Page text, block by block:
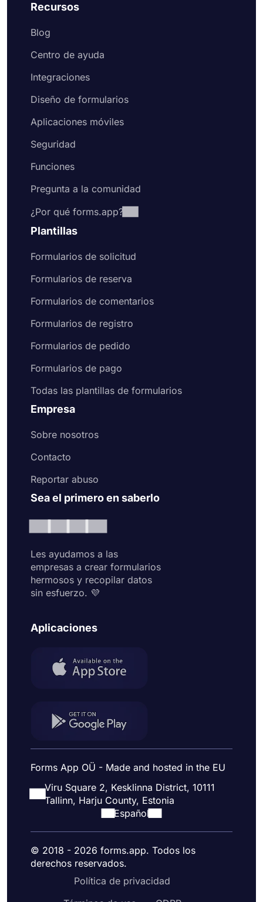
Recursos
Blog
Centro de ayuda
Integraciones
Diseño de formularios
Aplicaciones móviles
Seguridad
Funciones
Pregunta a la comunidad
¿Por qué forms.app?
Plantillas
Formularios de solicitud
Formularios de reserva
Formularios de comentarios
Formularios de registro
Formularios de pedido
Formularios de pago
Todas las plantillas de formularios
Empresa
Sobre nosotros
Contacto
Reportar abuso
Sea el primero en saberlo
Les ayudamos a las
empresas a crear formularios
hermosos y recopilar datos
sin esfuerzo. 💜
Aplicaciones
Forms App OÜ - Made and hosted in the EU
Viru Square 2, Kesklinna District, 10111
Tallinn, Harju County, Estonia
Español
© 2018 - 2026 forms.app. Todos los
derechos reservados.
Política de privacidad